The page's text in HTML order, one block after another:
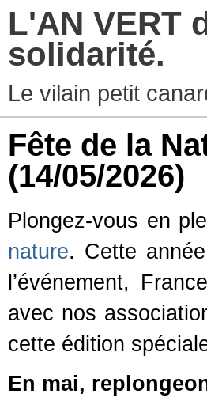
L'AN VERT
solidarité.
Le vilain petit
Fête de la
(14/05/2026)
Plongez-vous en
nature. Cette
l’événement,
avec nos
cette édition
En mai,